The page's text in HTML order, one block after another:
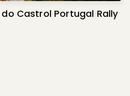
Castrol Portugal Rally